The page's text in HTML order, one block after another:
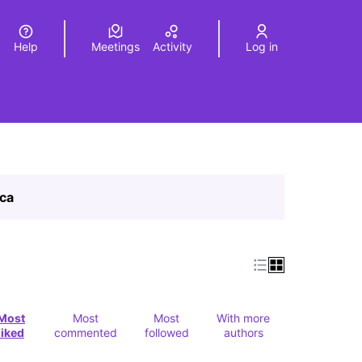
Elegir el idiomaChoose language
Help Meetings Activity Log in
Most
commented
Most
followed
With more
authors